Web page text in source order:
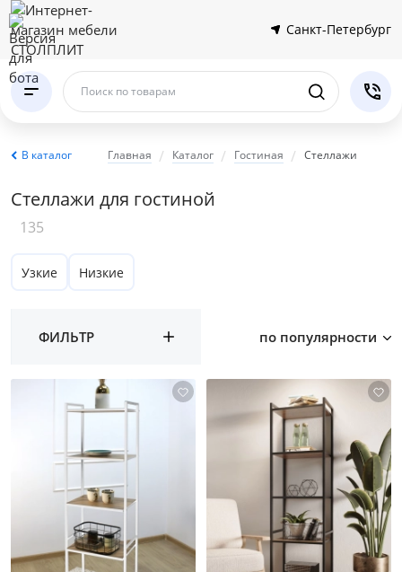
Санкт-Петербург
Поиск по товарам
В каталог Главная Каталог Гостиная Стеллажи
Стеллажи для гостиной
135
Узкие Низкие
ФИЛЬТР по популярности